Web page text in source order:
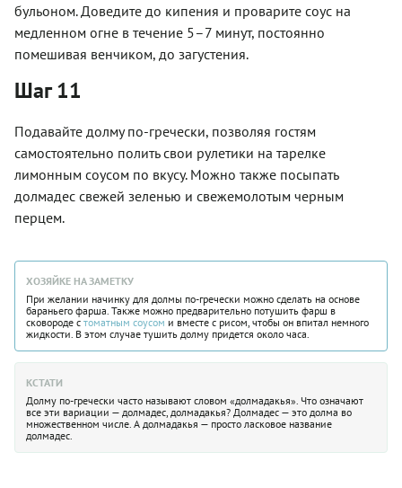
бульоном. Доведите до кипения и проварите соус на
медленном огне в течение 5–7 минут, постоянно
помешивая венчиком, до загустения.
Шаг 11
Подавайте долму по-гречески, позволяя гостям
самостоятельно полить свои рулетики на тарелке
лимонным соусом по вкусу. Можно также посыпать
долмадес свежей зеленью и свежемолотым черным
перцем.
ХОЗЯЙКЕ НА ЗАМЕТКУ
При желании начинку для долмы по-гречески можно сделать на основе
бараньего фарша. Также можно предварительно потушить фарш в
сковороде с томатным соусом и вместе с рисом, чтобы он впитал немного
жидкости. В этом случае тушить долму придется около часа.
КСТАТИ
Долму по-гречески часто называют словом «долмадакья». Что означают
все эти вариации — долмадес, долмадакья? Долмадес — это долма во
множественном числе. А долмадакья — просто ласковое название
долмадес.